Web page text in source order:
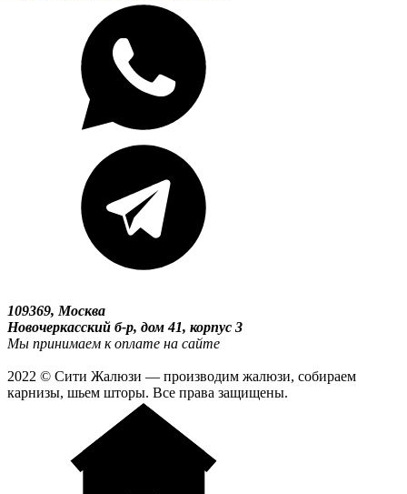
109369, Москва
Новочеркасский б-р, дом 41, корпус 3
Мы принимаем к оплате на сайте
2022 © Сити Жалюзи — производим жалюзи, собираем
карнизы, шьем шторы. Все права защищены.